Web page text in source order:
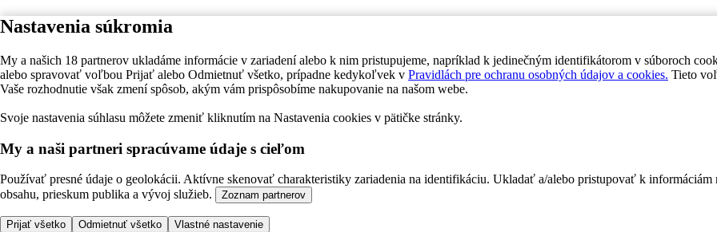
Nastavenia súkromia
My a našich 18 partnerov ukladáme informácie v zariadení alebo k nim pristupujeme, napríklad k jedinečným identifikátorom v súboroch
alebo spravovať voľbou Prijať alebo Odmietnuť všetko, prípadne kedykoľvek v Pravidlách pre ochranu osobných údajov a cookies. Tieto
Vaše rozhodnutie však zmení spôsob, akým vám prispôsobíme nakupovanie na našom webe.
Svoje nastavenia súhlasu môžete zmeniť kliknutím na Nastavenia cookies v pätičke stránky.
My a naši partneri spracúvame údaje s cieľom
Používať presné údaje o geolokácii. Aktívne skenovať charakteristiky zariadenia na identifikáciu. Ukladať a/alebo pristupovať k informáciám
obsahu, prieskum publika a vývoj služieb.
Zoznam partnerov
Prijať všetko Odmietnuť všetko Vlastné nastavenie